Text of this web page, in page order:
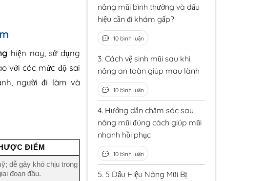
hiện nay, sử dụng
với các mức độ sai
người đi làm và
ĐIỂM
dễ gây khó chịu trong
đoạn đầu.
nâng mũi bình thường và dấu
hiệu cần đi khám gấp?
10 bình luận
3. Cách vệ sinh mũi sau khi
nâng an toàn giúp mau lành
10 bình luận
4. Hướng dẫn chăm sóc sau
nâng mũi đúng cách giúp mũi
nhanh hồi phục
10 bình luận
5. 5 Dấu Hiệu Nâng Mũi Bị